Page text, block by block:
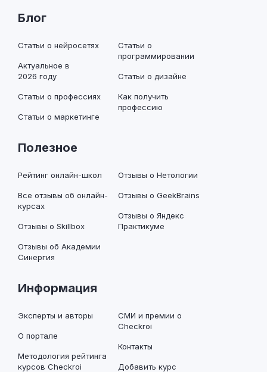
Блог
Статьи о нейросетях
Актуальное в
2026 году
Статьи о профессиях
Статьи о маркетинге
Статьи о
программировании
Статьи о дизайне
Как получить
профессию
Полезное
Рейтинг онлайн-школ
Все отзывы об онлайн-
курсах
Отзывы о Skillbox
Отзывы об Академии
Синергия
Отзывы о Нетологии
Отзывы о GeekBrains
Отзывы о Яндекс
Практикуме
Информация
Эксперты и авторы
О портале
Методология рейтинга
курсов Checkroi
СМИ и премии о
Checkroi
Контакты
Добавить курс